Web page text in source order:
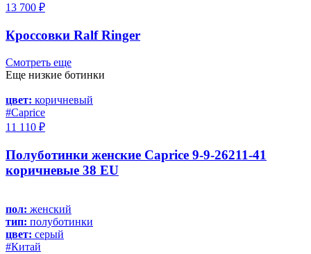
13 700 ₽
Кроссовки Ralf Ringer
Смотреть еще
Еще низкие ботинки
цвет: коричневый
#Caprice
11 110 ₽
Полуботинки женские Caprice 9-9-26211-41
коричневые 38 EU
пол: женский
тип: полуботинки
цвет: серый
#Китай